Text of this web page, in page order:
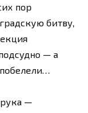
пор
битву,
— а
—